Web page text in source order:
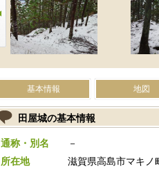
基本情報 地図
田屋城の基本情報
通称・別名
－
所在地
滋賀県高島市マキノ